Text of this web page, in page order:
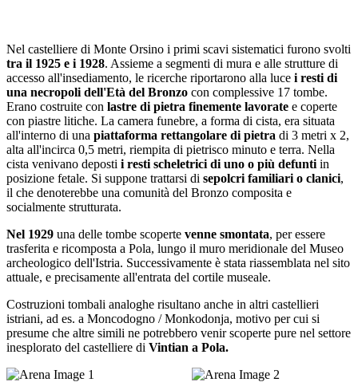
Nel castelliere di Monte Orsino i primi scavi sistematici furono svolti
tra il 1925 e i 1928. Assieme a segmenti di mura e alle strutture di
accesso all'insediamento, le ricerche riportarono alla luce i resti di
una necropoli dell'Età del Bronzo con complessive 17 tombe.
Erano costruite con lastre di pietra finemente lavorate e coperte
con piastre litiche. La camera funebre, a forma di cista, era situata
all'interno di una piattaforma rettangolare di pietra di 3 metri x 2,
alta all'incirca 0,5 metri, riempita di pietrisco minuto e terra. Nella
cista venivano deposti i resti scheletrici di uno o più defunti in
posizione fetale. Si suppone trattarsi di sepolcri familiari o clanici,
il che denoterebbe una comunità del Bronzo composita e
socialmente strutturata.
Nel 1929 una delle tombe scoperte venne smontata, per essere
trasferita e ricomposta a Pola, lungo il muro meridionale del Museo
archeologico dell'Istria. Successivamente è stata riassemblata nel sito
attuale, e precisamente all'entrata del cortile museale.
Costruzioni tombali analoghe risultano anche in altri castellieri
istriani, ad es. a Moncodogno / Monkodonja, motivo per cui si
presume che altre simili ne potrebbero venir scoperte pure nel settore
inesplorato del castelliere di Vintian a Pola.